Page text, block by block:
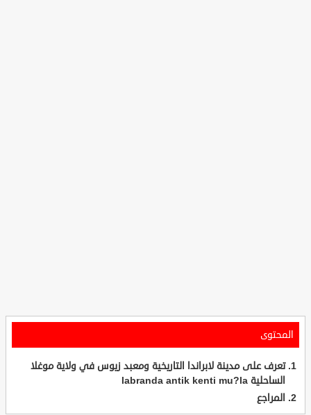
المحتوى
تعرف على مدينة لابراندا التاريخية ومعبد زيوس في ولاية موغلا
الساحلية labranda antik kenti mu?la
المراجع